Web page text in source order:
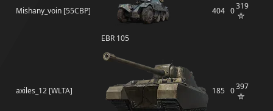
Mishany_voin [55CBP]
EBR 105
404 0319
axiles_12 [WLTA] 185 0397